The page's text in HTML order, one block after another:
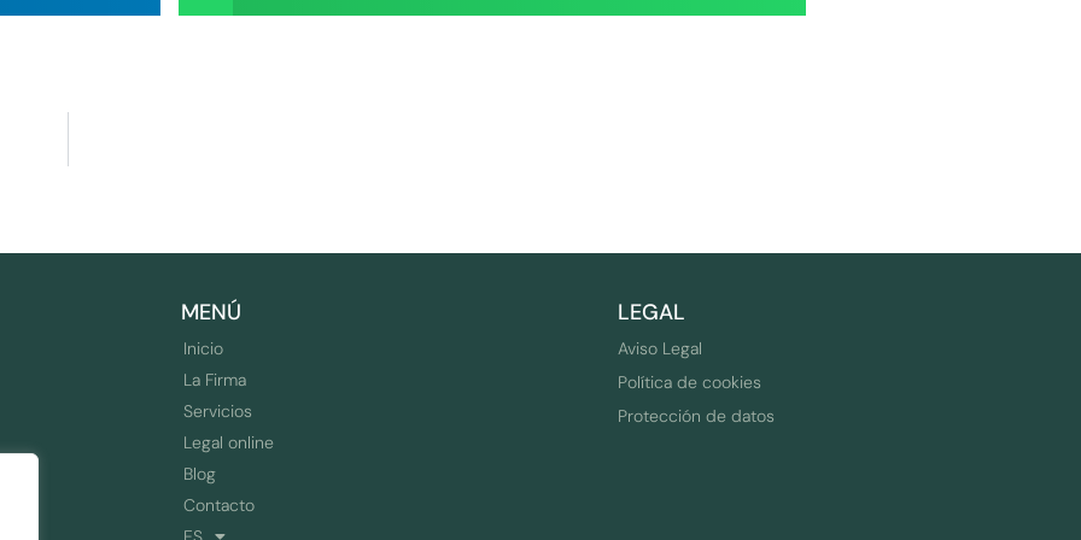
MENÚ
Inicio
La Firma
Servicios
Legal online
Blog
Contacto
LEGAL
Aviso Legal
Política de cookies
Protección de datos